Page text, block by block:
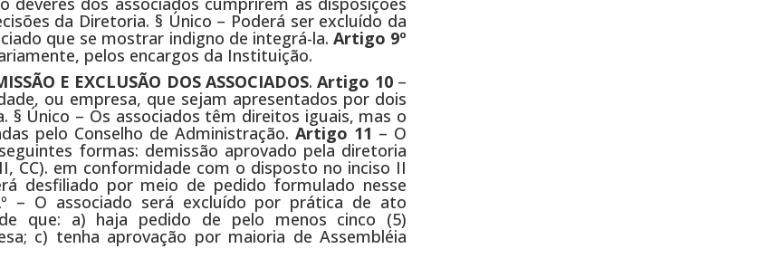
da Diretoria. § Único – Poderá ser excluído da
que se mostrar indigno de integrá-la. Artigo 9º
pelos encargos da Instituição.
E EXCLUSÃO DOS ASSOCIADOS.Artigo 10 –
ou empresa, que sejam apresentados por dois
§ Único – Os associados têm direitos iguais, mas o
pelo Conselho de Administração. Artigo 11 – O
formas: demissão aprovado pela diretoria
CC). em conformidade com o disposto no inciso II
desfiliado por meio de pedido formulado nesse
– O associado será excluído por prática de ato
que: a) haja pedido de pelo menos cinco (5)
c) tenha aprovação por maioria de Assembléia